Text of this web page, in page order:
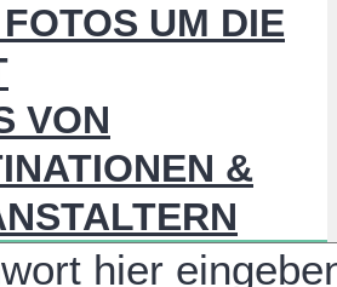
UM DIE
VON
&